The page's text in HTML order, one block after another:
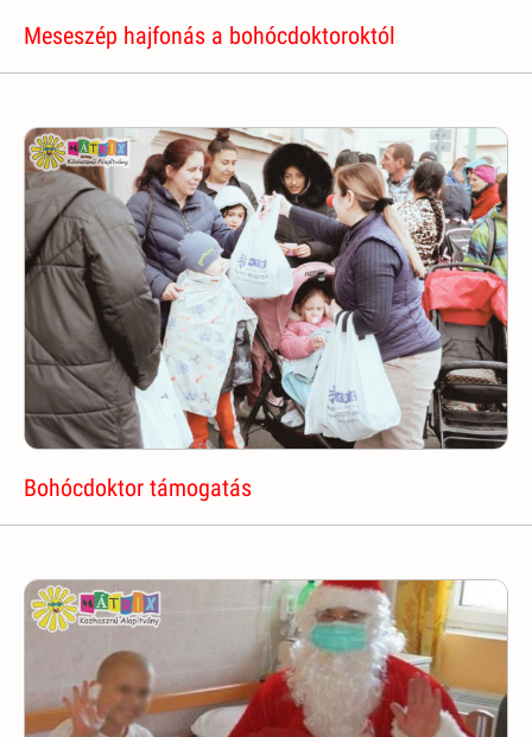
Meseszép hajfonás a bohócdoktoroktól
Bohócdoktor támogatás